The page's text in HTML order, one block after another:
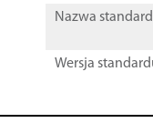
Nazwa
Wersja